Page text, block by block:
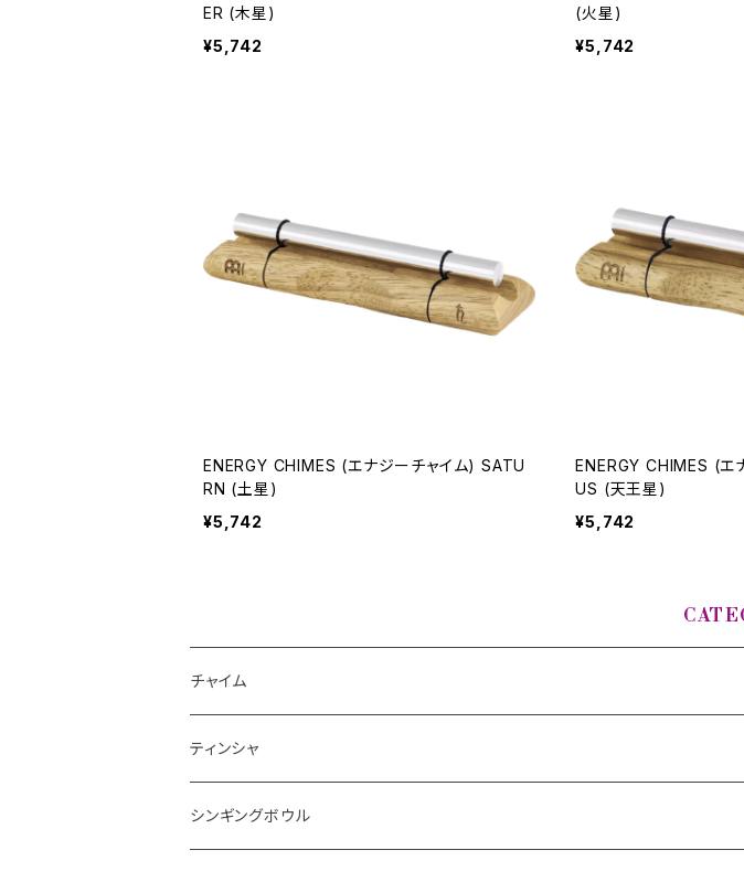
ER (木星)
¥5,742
(火星)
¥5,742
ENERGY CHIMES (エナジーチャイム) SATU
RN (土星)
¥5,742
ENERGY CHIMES (エ
US (天王星)
¥5,742
チャイム
ティンシャ
シンギングボウル